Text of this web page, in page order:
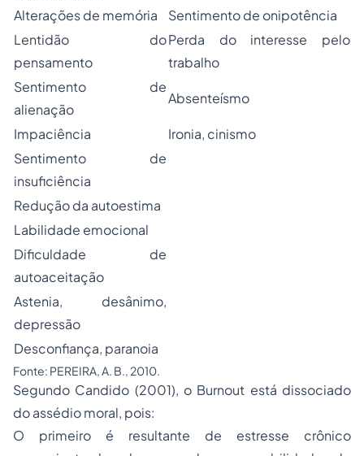
Alterações de memória
Sentimento de onipotência
Lentidão do
pensamento
Perda do interesse pelo
trabalho
Sentimento de
alienação
Absenteísmo
Impaciência
Ironia, cinismo
Sentimento de
insuficiência
Redução da autoestima
Labilidade emocional
Dificuldade de
autoaceitação
Astenia, desânimo,
depressão
Desconfiança, paranoia
Fonte: PEREIRA, A. B., 2010.
Segundo Candido (2001), o Burnout está dissociado
do assédio moral, pois:
O primeiro é resultante de estresse crônico